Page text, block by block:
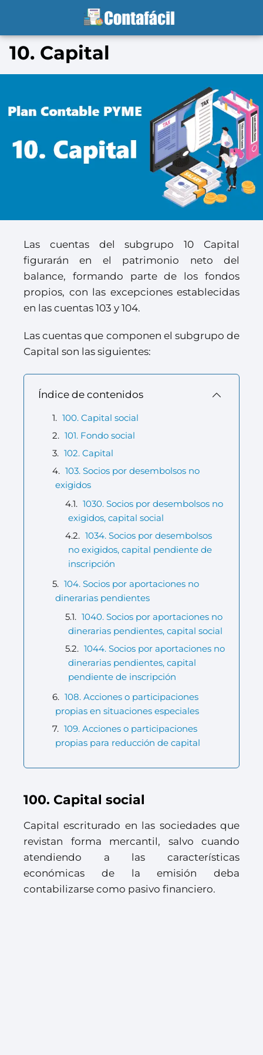
10. Capital
Las cuentas del subgrupo 10 Capital
figurarán en el patrimonio neto del
balance, formando parte de los fondos
propios, con las excepciones establecidas
en las cuentas 103 y 104.
Las cuentas que componen el subgrupo de
Capital son las siguientes:
Índice de contenidos
100. Capital social
101. Fondo social
102. Capital
103. Socios por desembolsos no
exigidos
1030. Socios por desembolsos no
exigidos, capital social
1034. Socios por desembolsos
no exigidos, capital pendiente de
inscripción
104. Socios por aportaciones no
dinerarias pendientes
1040. Socios por aportaciones no
dinerarias pendientes, capital social
1044. Socios por aportaciones no
dinerarias pendientes, capital
pendiente de inscripción
108. Acciones o participaciones
propias en situaciones especiales
109. Acciones o participaciones
propias para reducción de capital
100. Capital social
Capital escriturado en las sociedades que
revistan forma mercantil, salvo cuando
atendiendo a las características
económicas de la emisión deba
contabilizarse como pasivo financiero.